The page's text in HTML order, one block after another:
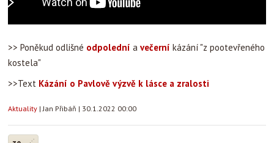
>> Poněkud odlišné odpolední a večerní kázání "z pootevřeného
kostela"
>>Text Kázání o Pavlově výzvě k lásce a zralosti
Aktuality |Jan Přibáň | 30.1.2022 00:00